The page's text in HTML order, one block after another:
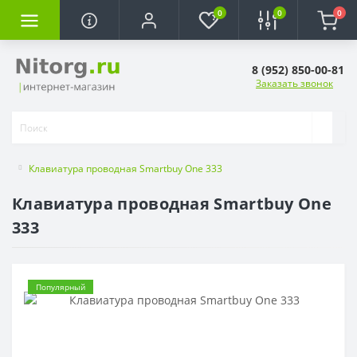
0 0 0
8 (952) 850-00-81
Заказать звонок
Клавиатура проводная Smartbuy One 333
Клавиатура проводная Smartbuy One
333
Популярный